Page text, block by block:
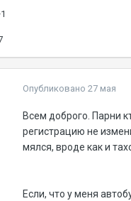
Опубликовано 27 мая
Всем доброго. Парни
регистрацию не
мялся, вроде как и
Если, что у меня